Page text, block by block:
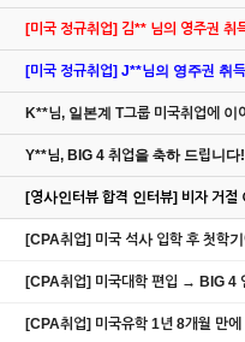
[미국 정규취업] 김** 님의 영주권 취
[미국 정규취업] J**님의 영주권
K**님, 일본계 T그룹 미국취업에 이
Y**님, BIG 4 취업을 축하 드립니다
[영사인터뷰 합격 인터뷰] 비자 거
[CPA취업] 미국 석사 입학 후 첫학
[CPA취업] 미국대학 편입 → BIG 4
[CPA취업] 미국유학 1년 8개월 만